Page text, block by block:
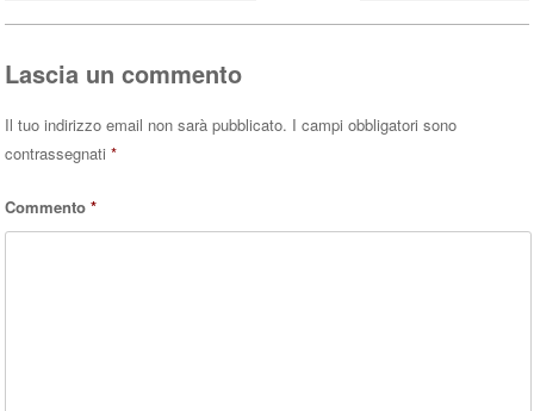
Lascia un commento
Il tuo indirizzo email non sarà pubblicato. I campi obbligatori sono
contrassegnati*
Commento*